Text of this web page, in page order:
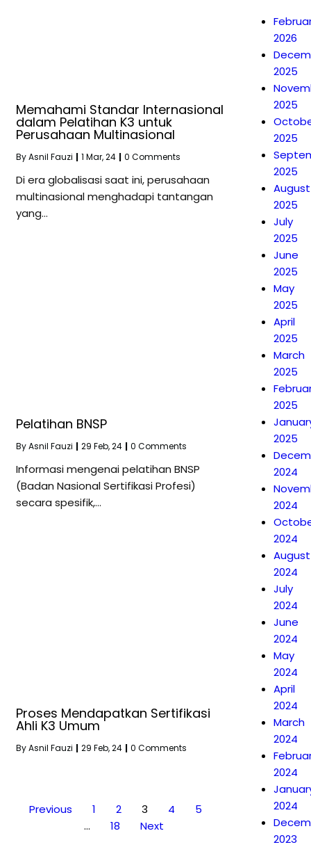
Memahami Standar Internasional
dalam Pelatihan K3 untuk
Perusahaan Multinasional
ByAsnil Fauzi | 1 Mar, 24 | 0 Comments
Di era globalisasi saat ini, perusahaan
multinasional menghadapi tantangan
yang…
Pelatihan BNSP
ByAsnil Fauzi | 29 Feb, 24 | 0 Comments
Informasi mengenai pelatihan BNSP
(Badan Nasional Sertifikasi Profesi)
secara spesifik,…
Proses Mendapatkan Sertifikasi
Ahli K3 Umum
ByAsnil Fauzi | 29 Feb, 24 | 0 Comments
Previous 1 2 3 4
5
…
18 Next
2026
2025
2025
2025
2025
August
2025
July
2025
June
2025
May
2025
April
2025
March
2025
2025
2025
2024
2024
2024
August
2024
July
2024
June
2024
May
2024
April
2024
March
2024
2024
2024
2023